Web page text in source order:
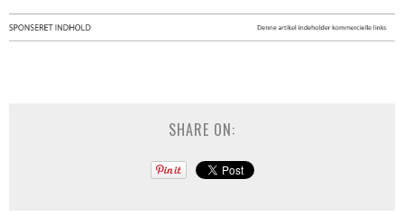
SHARE ON: